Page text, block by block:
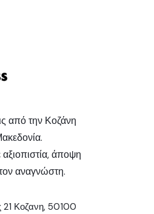
από την Κοζάνη
άποψη
αναγνώστη.
21 Κοζανη, 50100